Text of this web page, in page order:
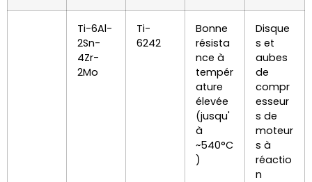
Ti-6Al-
2Sn-
4Zr-
2Mo
Ti-
6242
Bonne
résista
nce à
tempér
ature
élevée
(jusqu'
à
~540°C
)
Disque
s et
aubes
de
compr
esseur
s de
moteur
s à
réactio
n